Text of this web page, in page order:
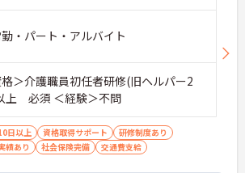
・パート・アルバイト
＞介護職員初任者研修(旧ヘルパー2
上 必須 ＜経験＞不問
日以上 資格取得サポート
研修制度あり
績あり
社会保険完備 交通費支給